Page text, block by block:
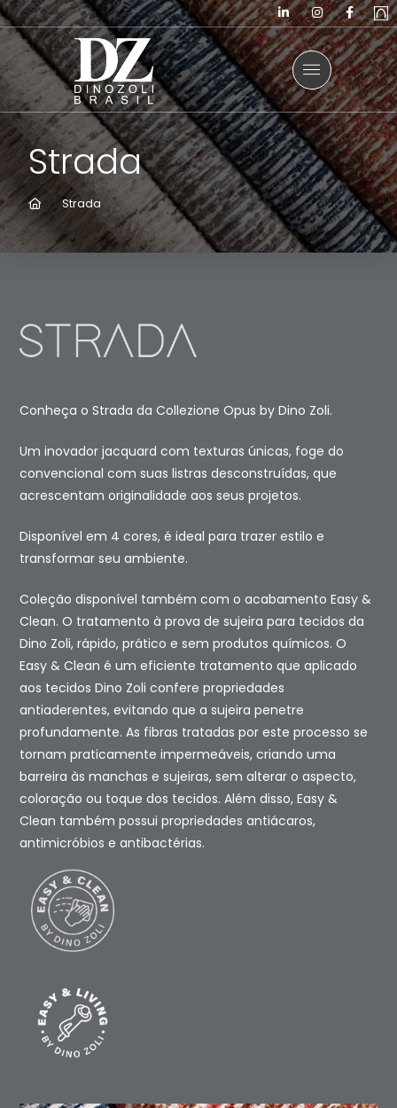
Strada
HomeStrada
Conheça o Strada da Collezione Opus by Dino Zoli.
Um inovador jacquard com texturas únicas, foge do
convencional com suas listras desconstruídas, que
acrescentam originalidade aos seus projetos.
Disponível em 4 cores, é ideal para trazer estilo e
transformar seu ambiente.
Coleção disponível também com o acabamento Easy &
Clean. O tratamento à prova de sujeira para tecidos da
Dino Zoli, rápido, prático e sem produtos químicos. O
Easy & Clean é um eficiente tratamento que aplicado
aos tecidos Dino Zoli confere propriedades
antiaderentes, evitando que a sujeira penetre
profundamente. As fibras tratadas por este processo se
tornam praticamente impermeáveis, criando uma
barreira às manchas e sujeiras, sem alterar o aspecto,
coloração ou toque dos tecidos. Além disso, Easy &
Clean também possui propriedades antiácaros,
antimicróbios e antibactérias.